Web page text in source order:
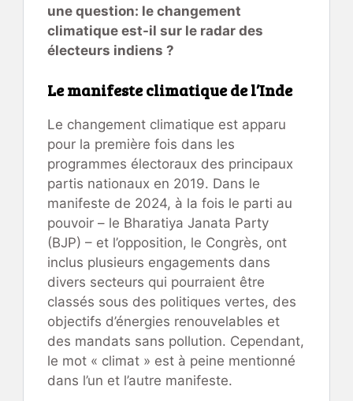
une question: le changement
climatique est-il sur le radar des
électeurs indiens ?
Le manifeste climatique de l’Inde
Le changement climatique est apparu
pour la première fois dans les
programmes électoraux des principaux
partis nationaux en 2019. Dans le
manifeste de 2024, à la fois le parti au
pouvoir – le Bharatiya Janata Party
(BJP) – et l’opposition, le Congrès, ont
inclus plusieurs engagements dans
divers secteurs qui pourraient être
classés sous des politiques vertes, des
objectifs d’énergies renouvelables et
des mandats sans pollution. Cependant,
le mot « climat » est à peine mentionné
dans l’un et l’autre manifeste.